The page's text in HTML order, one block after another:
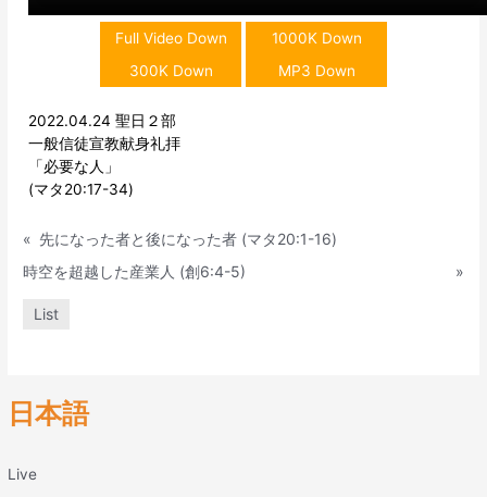
日本語
Live
Full Video Down
1000K Down
300K Down
MP3 Down
2022.04.24 聖日２部
一般信徒宣教献身礼拝
「必要な人」
(マタ20:17-34)
« 先になった者と後になった者 (マタ20:1-16)
時空を超越した産業人 (創6:4-5)
»
List